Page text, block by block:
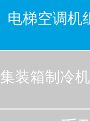
电梯空调机
集装箱制冷